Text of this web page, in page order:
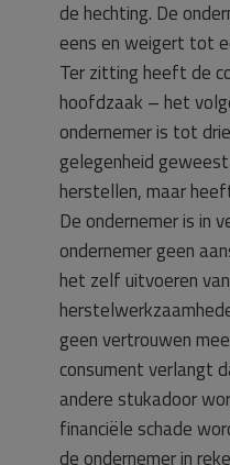
de hechting. De
eens en weigert tot
Ter zitting heeft de
hoofdzaak – het
ondernemer is tot
gelegenheid
herstellen, maar
De ondernemer is in
ondernemer geen
het zelf uitvoeren
geen vertrouwen
consument verlangt
andere stukadoor
financiële schade
de ondernemer in